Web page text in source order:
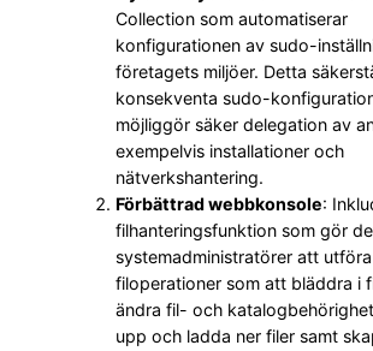
Collection som automatiserar
konfigurationen av sudo-
företagets miljöer. Detta
konsekventa sudo-
möjliggör säker delegation av
exempelvis installationer och
nätverkshantering.
Förbättrad webbkonsole:
filhanteringsfunktion som gör
systemadministratörer att utföra
filoperationer som att bläddra i
ändra fil- och
upp och ladda ner filer samt